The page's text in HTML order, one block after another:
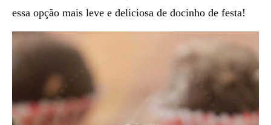
essa opção mais leve e deliciosa de docinho de festa!